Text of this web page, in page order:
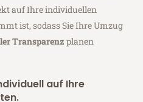
auf Ihre individuellen
ist, sodass Sie Ihre Umzug
Transparenz planen
auf Ihre